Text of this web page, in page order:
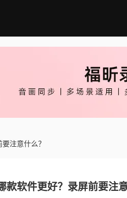
注意什么？
款软件更好？录屏前要注意